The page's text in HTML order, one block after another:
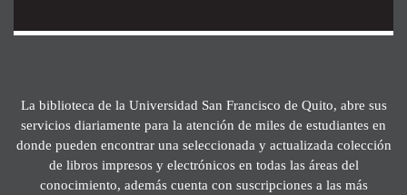
La biblioteca de la Universidad San Francisco de Quito, abre sus
servicios diariamente para la atención de miles de estudiantes en
donde pueden encontrar una seleccionada y actualizada colección
de libros impresos y electrónicos en todas las áreas del
conocimiento, además cuenta con suscripciones a las más